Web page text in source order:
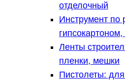
отделочный
Инструмент по
Ленты
пленки, мешки
Пистолеты: